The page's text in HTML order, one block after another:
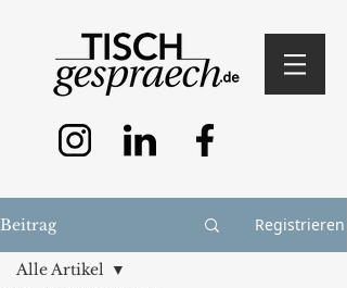
Beitrag Registrieren
Alle Artikel